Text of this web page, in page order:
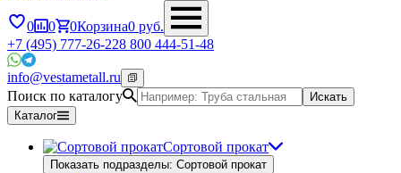
0 0 0Корзина0 руб.
+7 (495) 777-26-228 800 444-51-48
info@vestametall.ru
Поиск по каталогу
Искать
Каталог
Сортовой прокат
Показать подразделы: Сортовой прокат